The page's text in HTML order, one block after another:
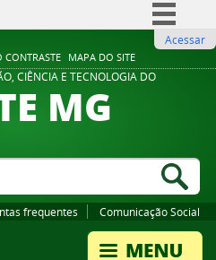
CONTRASTE MAPA DO SITE
Comunica BR
Participe
Legislação
Acessar
CIÊNCIA E TECNOLOGIA DO
MG
frequentes Comunicação Social